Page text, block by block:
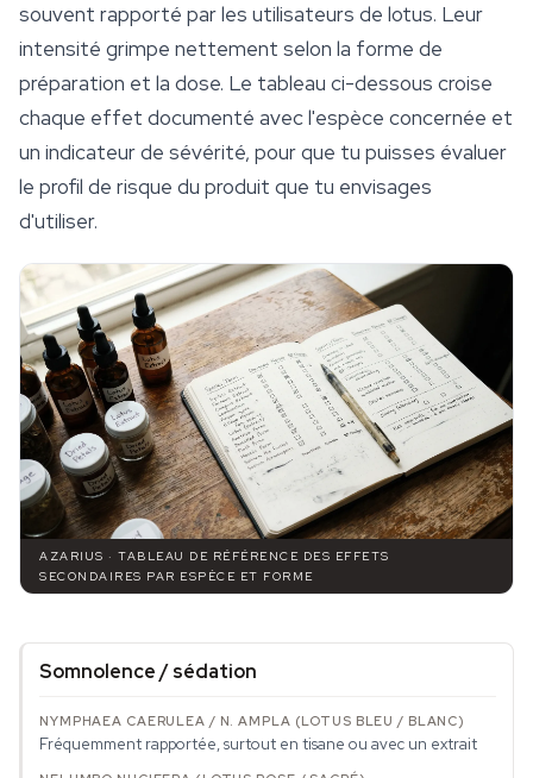
souvent rapporté par les utilisateurs de lotus. Leur
intensité grimpe nettement selon la forme de
préparation et la dose. Le tableau ci-dessous croise
chaque effet documenté avec l'espèce concernée et
un indicateur de sévérité, pour que tu puisses évaluer
le profil de risque du produit que tu envisages
d'utiliser.
AZARIUS · TABLEAU DE RÉFÉRENCE DES EFFETS
SECONDAIRES PAR ESPÈCE ET FORME
Somnolence / sédation
Fréquemment rapportée, surtout en tisane ou avec un extrait